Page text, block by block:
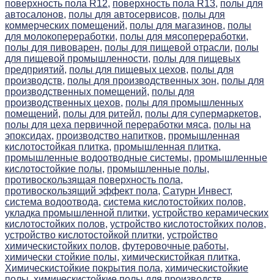
поверхность пола R12, поверхность пола R13, полы для
автосалонов, полы для автосервисов, полы для
коммерческих помещений, полы для магазинов, полы
для молокопереработки, полы для мясопереработки,
полы для пивоварен, полы для пищевой отрасли, полы
для пищевой промышленности, полы для пищевых
предприятий, полы для пищевых цехов, полы для
производств, полы для производственных зон, полы для
производственных помещений, полы для
производственных цехов, полы для промышленных
помещений, полы для ритейл, полы для супермаркетов,
полы для цеха первичной переработки мяса, полы на
эпоксидах, производство напитков, промышленная
кислотостойкая плитка, промышленная плитка,
промышленные водоотводные системы, промышленные
кислотостойкие полы, промышленные полы,
противоскользящая поверхность пола,
противоскользящий эффект пола, Сатурн Инвест,
система водоотвода, система кислотостойких полов,
укладка промышленной плитки, устройство керамических
кислотостойких полов, устройство кислотостойких полов,
устройство кислотостойкой плитки, устройство
химическистойких полов, футеровочные работы,
химически стойкие полы, химическистойкая плитка,
Химическистойкие покрытия пола, химическистойкие